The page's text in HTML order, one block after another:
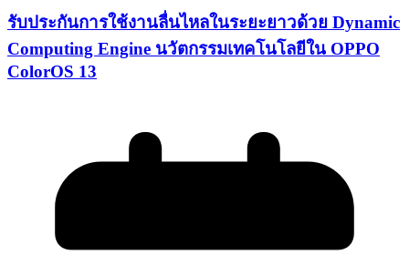
รับประกันการใช้งานลื่นไหลในระยะยาวด้วย Dynamic
Computing Engine นวัตกรรมเทคโนโลยีใน OPPO
ColorOS 13